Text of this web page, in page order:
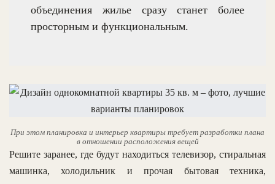
объединения жилье сразу станет более
просторным и функциональным.
При этом планировка и интерьер квартиры требует разработки плана
в отношении расположения вещей
Решите заранее, где будут находиться телевизор, стиральная
машинка, холодильник и прочая бытовая техника,